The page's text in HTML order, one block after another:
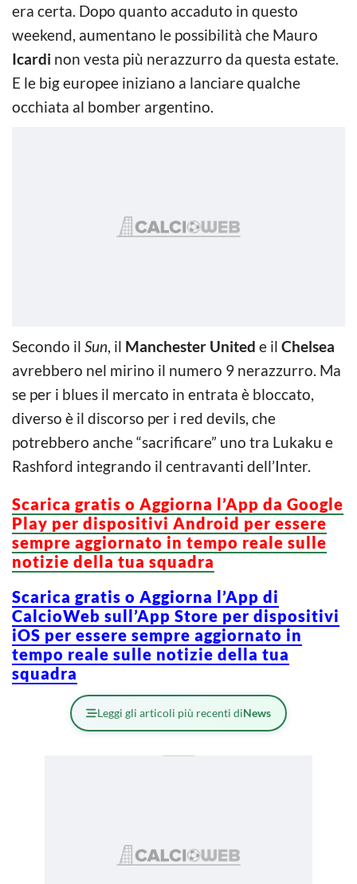
era certa. Dopo quanto accaduto in questo
weekend, aumentano le possibilità che Mauro
Icardi non vesta più nerazzurro da questa estate.
E le big europee iniziano a lanciare qualche
occhiata al bomber argentino.
Secondo il Sun, il Manchester United e il Chelsea
avrebbero nel mirino il numero 9 nerazzurro. Ma
se per i blues il mercato in entrata è bloccato,
diverso è il discorso per i red devils, che
potrebbero anche “sacrificare” uno tra Lukaku e
Rashford integrando il centravanti dell’Inter.
Scarica gratis o Aggiorna l’App da Google
Play per dispositivi Android per essere
sempre aggiornato in tempo reale sulle
notizie della tua squadra
Scarica gratis o Aggiorna l’App di
CalcioWeb sull’App Store per dispositivi
iOS per essere sempre aggiornato in
tempo reale sulle notizie della tua
squadra
Leggi gli articoli più recenti diNews